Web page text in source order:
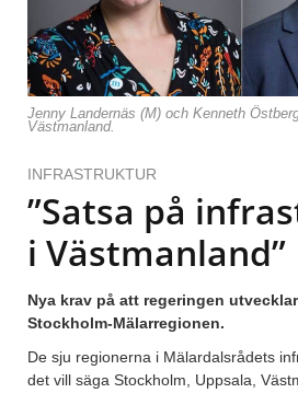
Jenny Landernäs (M) och Kenneth
Västmanland.
INFRASTRUKTUR
”Satsa på
i Västmanland”
Nya krav på att regeringen
Stockholm-Mälarregionen.
De sju regionerna i Mälardalsrådets
det vill säga Stockholm, Uppsala,